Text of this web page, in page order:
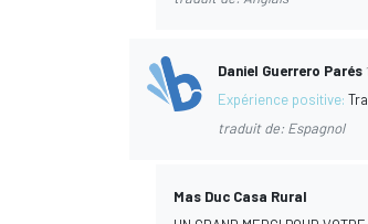
Daniel Guerrero Parés
Expérience positive:
traduit de: Espagnol
Mas Duc Casa Rural